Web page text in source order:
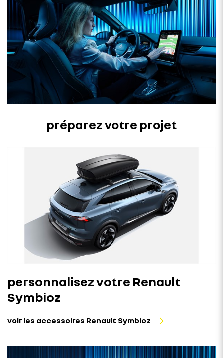
préparez votre projet
personnalisez votre Renault
Symbioz
voir les accessoires Renault Symbioz